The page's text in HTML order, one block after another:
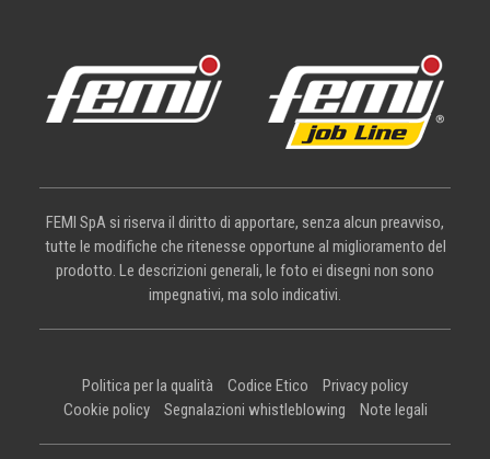
FEMI SpA si riserva il diritto di apportare, senza alcun preavviso,
tutte le modifiche che ritenesse opportune al miglioramento del
prodotto. Le descrizioni generali, le foto ei disegni non sono
impegnativi, ma solo indicativi.
Politica per la qualità Codice Etico
Privacy policy
Cookie policy
Segnalazioni whistleblowing Note legali